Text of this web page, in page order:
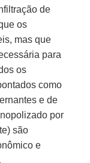
de
os
mas que
para
os
como
e de
por
são
e